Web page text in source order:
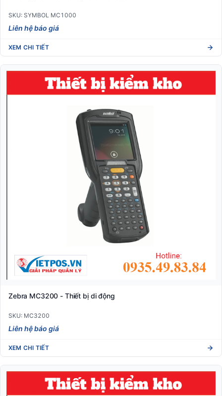
SKU: SYMBOL MC1000
Liên hệ báo giá
XEM CHI TIẾT
Zebra MC3200 - Thiết bị di động
SKU: MC3200
Liên hệ báo giá
XEM CHI TIẾT